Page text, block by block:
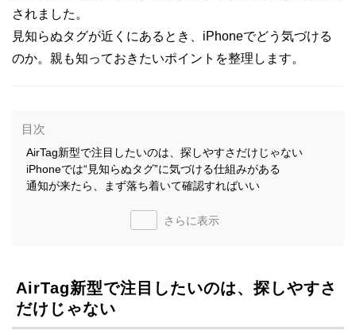
されました。
見知らぬタグが近くにあるとき、iPhoneでどう気づける
のか。親も知っておきたいポイントを整理します。
目次
AirTag新型で注目したいのは、探しやすさだけじゃない
iPhoneでは“見知らぬタグ”に気づける仕組みがある
通知が来たら、まず落ち着いて確認すればいい
さらに表示
AirTag新型で注目したいのは、探しやすさ
だけじゃない